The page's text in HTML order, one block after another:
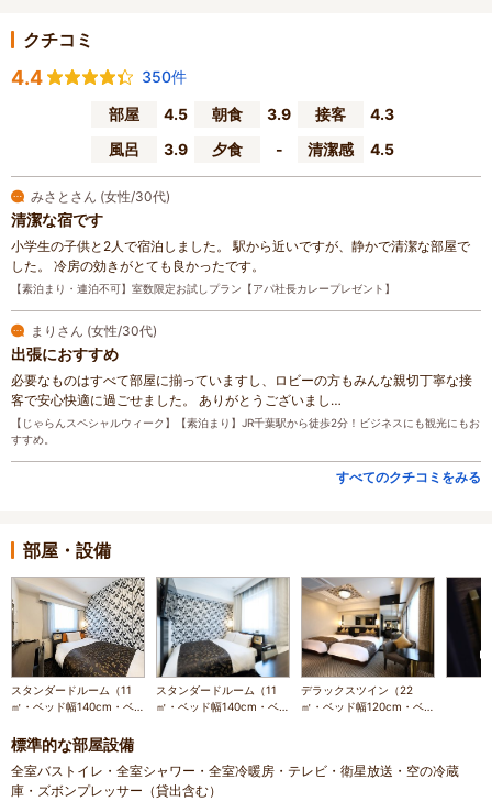
クチコミ
4.4
350件
部屋
4.5 朝食 3.9 接客
4.3
風呂
3.9 夕食 - 清潔感 4.5
みさとさん (女性/30代)
清潔な宿です
小学生の子供と2人で宿泊しました。 駅から近いですが、静かで清潔な部屋で
した。 冷房の効きがとても良かったです。
【素泊まり・連泊不可】室数限定お試しプラン【アパ社長カレープレゼント】
まりさん (女性/30代)
出張におすすめ
必要なものはすべて部屋に揃っていますし、ロビーの方もみんな親切丁寧な接
客で安心快適に過ごせました。 ありがとうございまし…
【じゃらんスペシャルウィーク】【素泊まり】JR千葉駅から徒歩2分！ビジネスにも観光にもお
すすめ。
すべてのクチコミをみる
部屋・設備
スタンダードルーム（11
㎡・ベッド幅140cm・ベ
スタンダードルーム（11
㎡・ベッド幅140cm・ベ
デラックスツイン（22
㎡・ベッド幅120cm・ベ
標準的な部屋設備
全室バストイレ・全室シャワー・全室冷暖房・テレビ・衛星放送・空の冷蔵
庫・ズボンプレッサー（貸出含む）